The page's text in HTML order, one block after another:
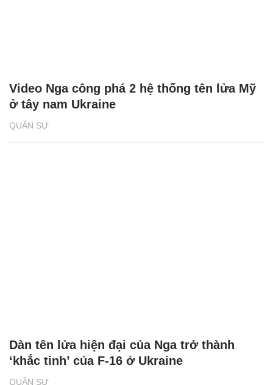
QUÂN SỰ
Video Nga công phá 2 hệ thống tên lửa Mỹ
ở tây nam Ukraine
QUÂN SỰ
Dàn tên lửa hiện đại của Nga trở thành
‘khắc tinh’ của F-16 ở Ukraine